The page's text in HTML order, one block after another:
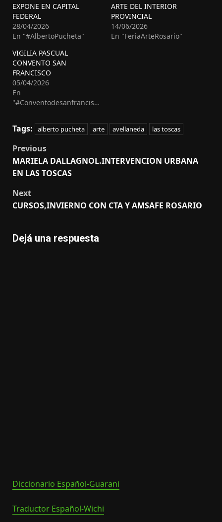
EXPONE EN CAPITAL
FEDERAL
28/04/2026
En "#AlbertoPucheta"
ARTE DEL INTERIOR
PROVINCIAL
14/06/2026
En "FeriaArteRosario"
VIGILIA PASCUAL
CONVENTO SAN
FRANCISCO
05/04/2026
En
"#Conventodesanfrancisco"
Tags: alberto pucheta arte avellaneda las toscas
Post
navigation
Previous
MARIELA DALLAGNOL.INTERVENCION URBANA
EN LAS TOSCAS
Next
CURSOS,INVIERNO CON CTA Y AMSAFE ROSARIO
Dejá una respuesta
Diccionario Español-Guarani
Traductor Español-Wichi